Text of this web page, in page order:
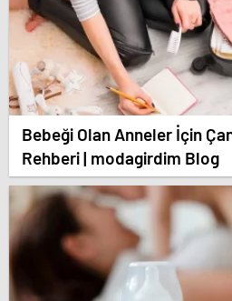
Bebeği Olan Anneler İçin
Rehberi | modagirdim Blog